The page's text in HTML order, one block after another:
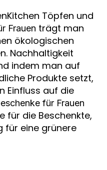
Töpfen und
Frauen trägt man
ökologischen
Nachhaltigkeit
indem man auf
Produkte setzt,
Einfluss auf die
für Frauen
für die Beschenkte,
für eine grünere